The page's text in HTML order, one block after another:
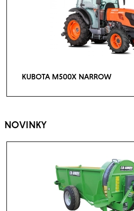
KUBOTA M500X NARROW
NOVINKY